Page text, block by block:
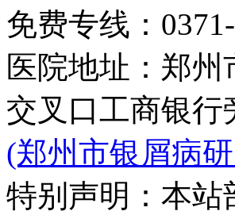
免费专线：
医院地址：郑
交叉口工商银行
(郑州市银屑病
特别声明：本站